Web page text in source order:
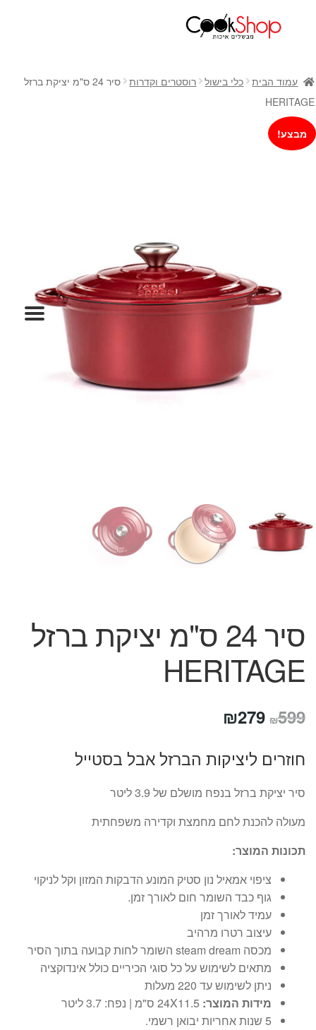
חנות
כלי בישול
סירים
מחבתות
כלי הגשה ואירוח
גיפט קארד
כלי בית
המותגים שלנו
מתנות לחנוכת בית
מתנות למטבח
עמוד הבית כלי בישול רוסטרים וקדרות
סיר 24 ס"מ יציקת ברזל
HERITAGE
מבצע!
סיר 24 ס"מ יציקת ברזל
HERITAGE
₪599 המחיר
היה:
₪599.
₪279
הוא:
₪279.
חוזרים ליציקות הברזל אבל בסטייל
סיר יציקת ברזל בנפח מושלם של 3.9 ליטר
מעולה להכנת לחם מחמצת וקדירה משפחתית
תכונות המוצר:
ציפוי אמאיל נון סטיק המונע הדבקות המזון וקל לניקוי
גוף כבד השומר חום לאורך זמן.
עמיד לאורך זמן
עיצוב רטרו מרהיב
מכסה steam dream השומר לחות קבועה בתוך הסיר
מתאים לשימוש על כל סוגי הכיריים כולל אינדוקציה
ניתן לשימוש עד 220 מעלות
מידות המוצר: 24X11.5 ס"מ | נפח: 3.7 ליטר
5 שנות אחריות יבואן רשמי.